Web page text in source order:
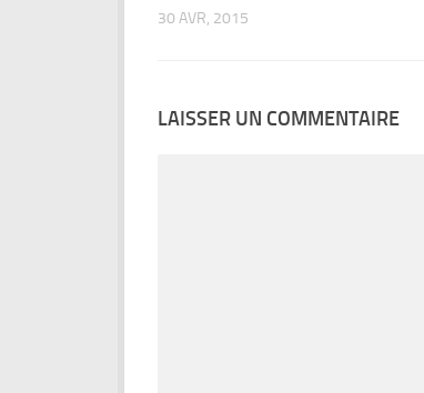
30 AVR, 2015
LAISSER UN COMMENTAIRE